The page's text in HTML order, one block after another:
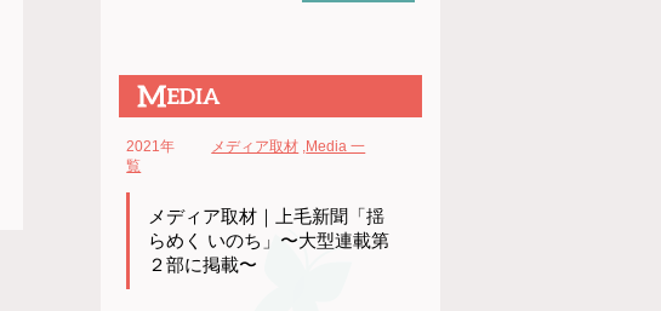
2021年 メディア取材 ,Media 一
覧
メディア取材｜上毛新聞「揺
らめく いのち」〜大型連載第
２部に掲載〜